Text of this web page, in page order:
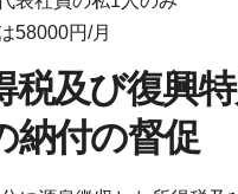
58000円/月
税及び復興特
納付の督促